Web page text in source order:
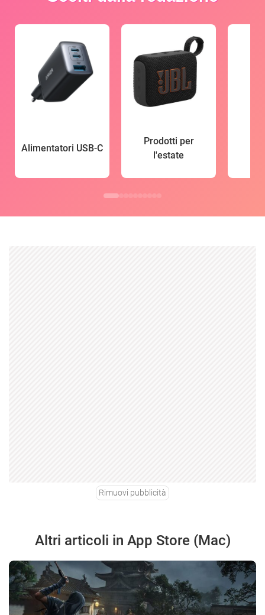
Alimentatori USB-C
Prodotti per
l'estate
Rimuovi pubblicità
Altri articoli in App Store (Mac)